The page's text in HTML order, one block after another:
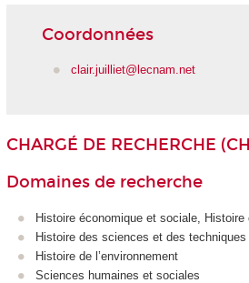
Coordonnées
clair.juilliet@lecnam.net
CHARGÉ DE RECHERCHE
Domaines de recherche
Histoire économique et sociale, Histoire
Histoire des sciences et des techniques
Histoire de l’environnement
Sciences humaines et sociales